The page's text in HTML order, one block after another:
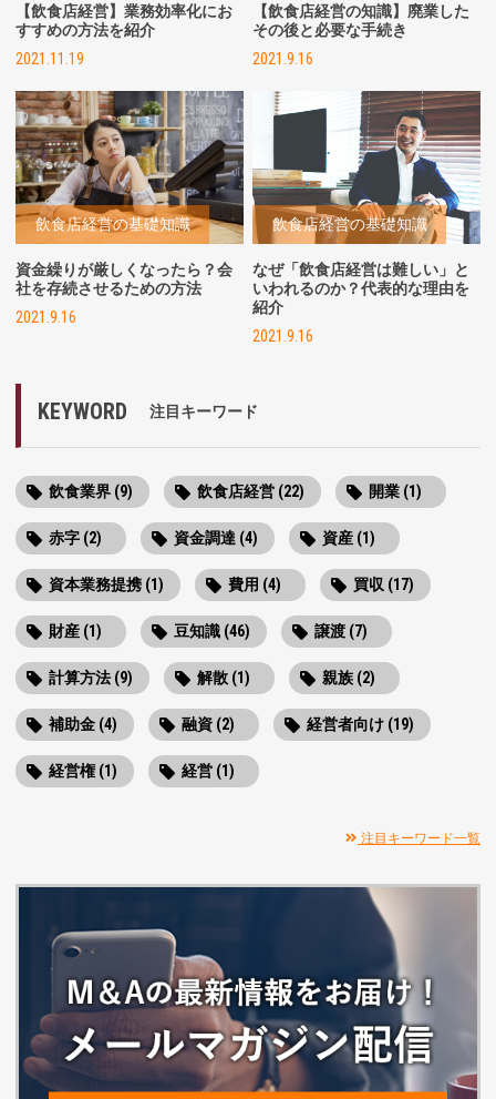
【飲食店経営】業務効率化にお
すすめの方法を紹介
2021.11.19
【飲食店経営の知識】廃業した
その後と必要な手続き
2021.9.16
飲食店経営の基礎知識
資金繰りが厳しくなったら？会
社を存続させるための方法
2021.9.16
飲食店経営の基礎知識
なぜ「飲食店経営は難しい」と
いわれるのか？代表的な理由を
紹介
2021.9.16
KEYWORD 注目キーワード
飲食業界 (9) 飲食店経営 (22) 開業 (1)
赤字 (2) 資金調達 (4) 資産 (1)
資本業務提携 (1) 費用 (4) 買収 (17)
財産 (1) 豆知識 (46) 譲渡 (7)
計算方法 (9) 解散 (1) 親族 (2)
補助金 (4) 融資 (2) 経営者向け (19)
経営権 (1) 経営 (1)
注目キーワード一覧